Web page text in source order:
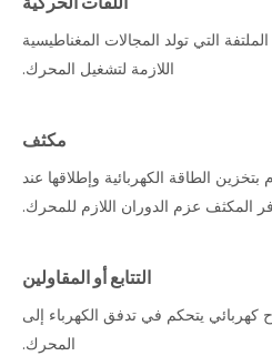
التي تولد المجالات المغناطيسية
اللازمة لتشغيل المحرك.
مكثف
الطاقة الكهربائية وإطلاقها عند
المكثف عزم الدوران اللازم للمحرك.
التتابع أو المقاولين
كهربائي يتحكم في تدفق الكهرباء إلى
المحرك.